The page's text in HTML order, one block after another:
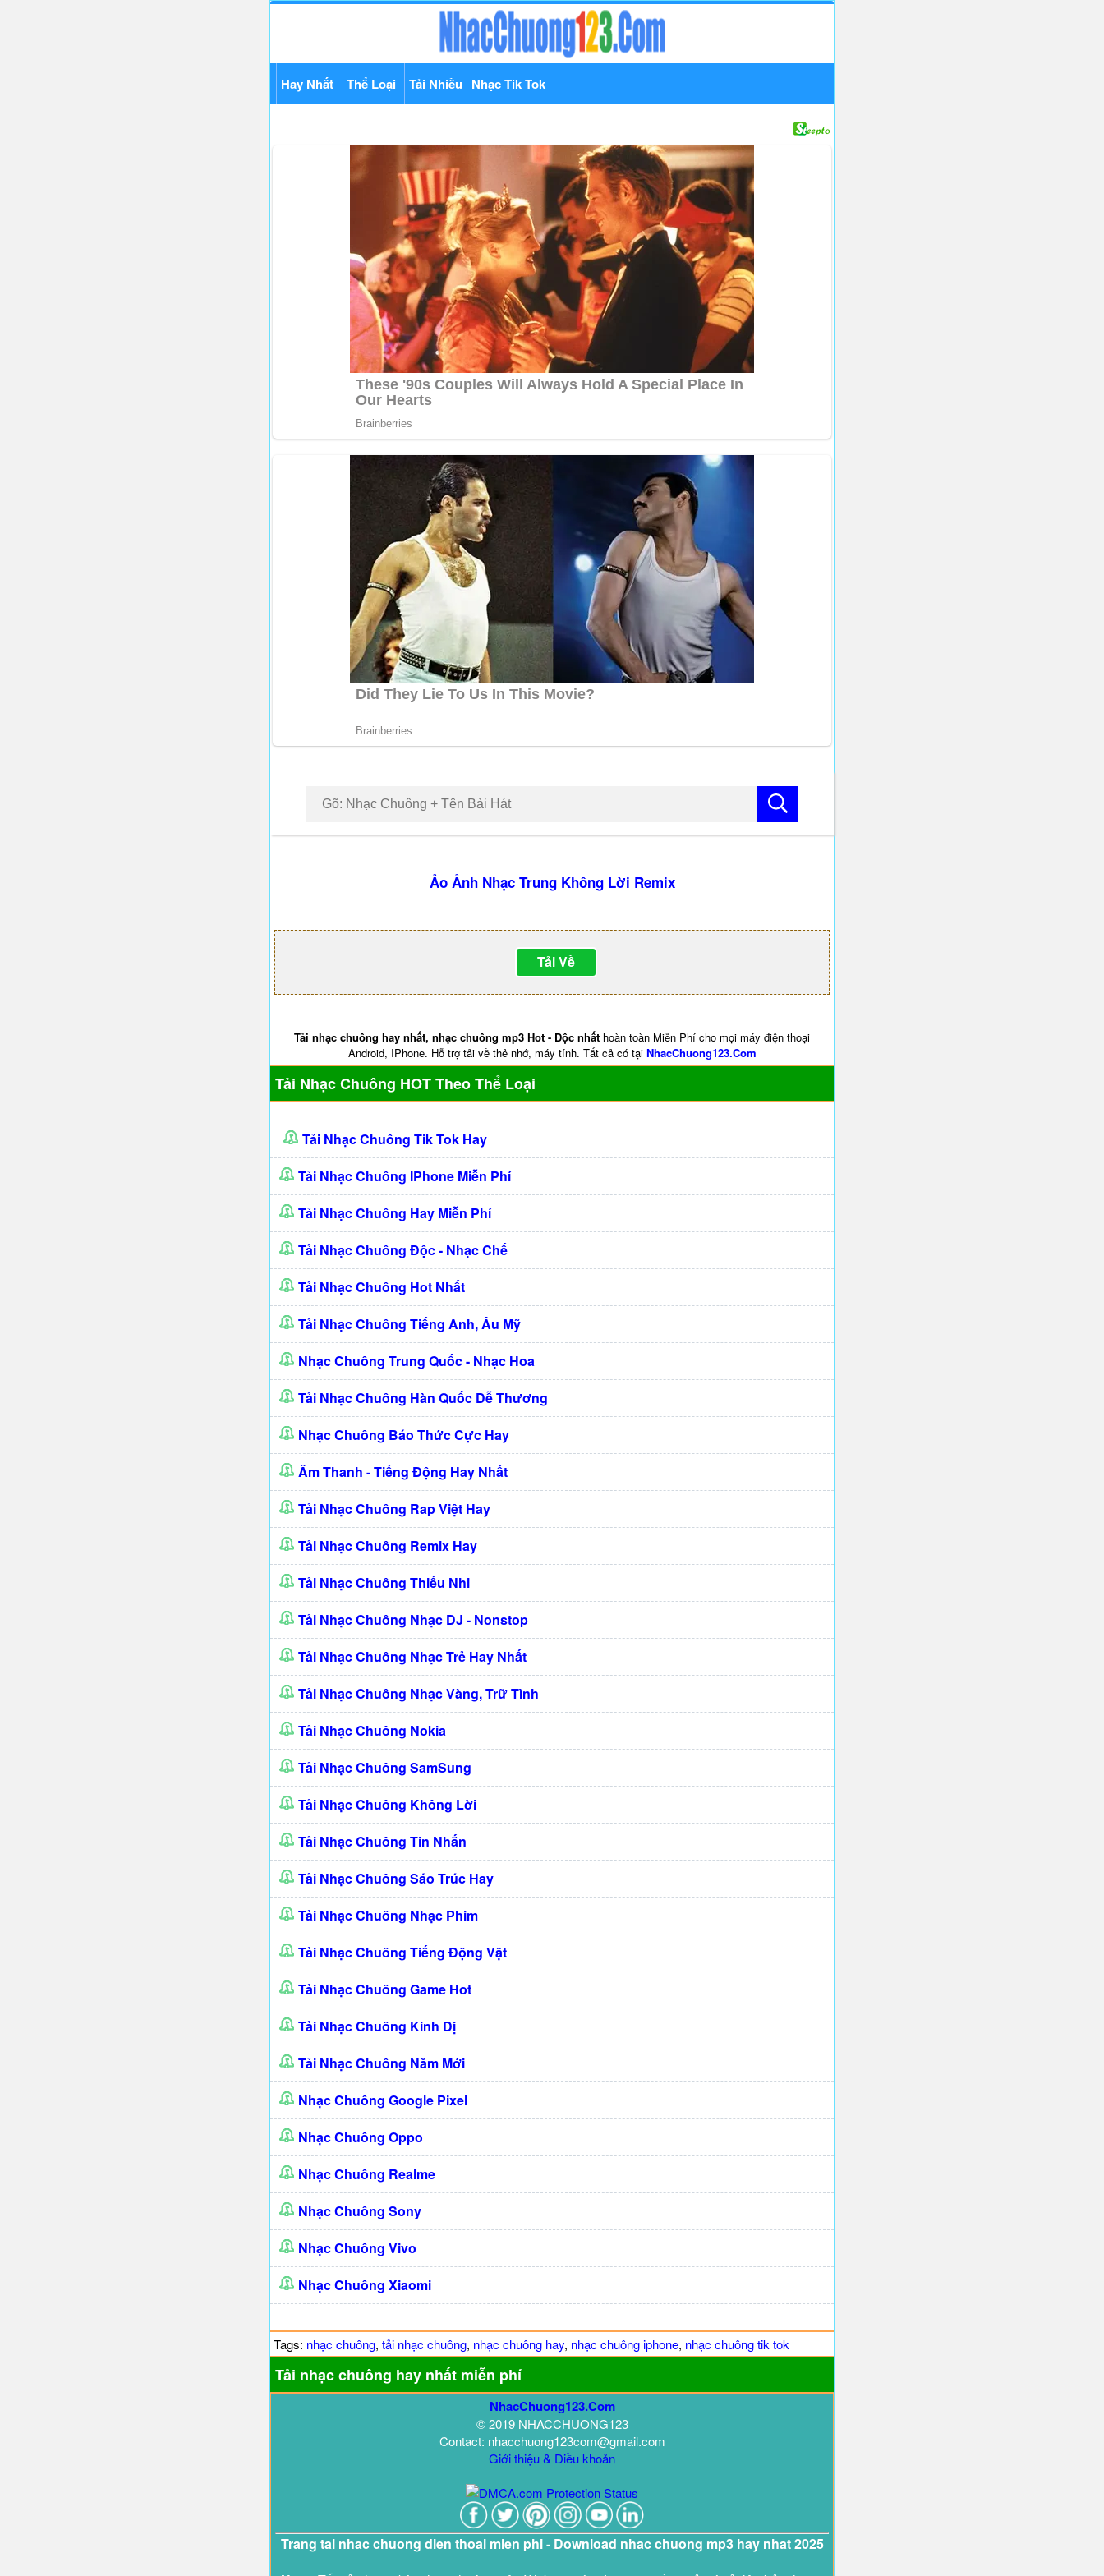
Hay Nhất Thể Loại Tải Nhiều Nhạc Tik Tok
Ảo Ảnh Nhạc Trung Không Lời Remix
Tải Về
Tải nhạc chuông hay nhất, nhạc chuông mp3 Hot - Độc nhất hoàn toàn Miễn Phí cho mọi máy điện thoại
Android, IPhone. Hỗ trợ tải về thẻ nhớ, máy tính. Tất cả có tại NhacChuong123.Com
Tải Nhạc Chuông HOT Theo Thể Loại
Tải Nhạc Chuông Tik Tok Hay
Tải Nhạc Chuông IPhone Miễn Phí
Tải Nhạc Chuông Hay Miễn Phí
Tải Nhạc Chuông Độc - Nhạc Chế
Tải Nhạc Chuông Hot Nhất
Tải Nhạc Chuông Tiếng Anh, Âu Mỹ
Nhạc Chuông Trung Quốc - Nhạc Hoa
Tải Nhạc Chuông Hàn Quốc Dễ Thương
Nhạc Chuông Báo Thức Cực Hay
Âm Thanh - Tiếng Động Hay Nhất
Tải Nhạc Chuông Rap Việt Hay
Tải Nhạc Chuông Remix Hay
Tải Nhạc Chuông Thiếu Nhi
Tải Nhạc Chuông Nhạc DJ - Nonstop
Tải Nhạc Chuông Nhạc Trẻ Hay Nhất
Tải Nhạc Chuông Nhạc Vàng, Trữ Tình
Tải Nhạc Chuông Nokia
Tải Nhạc Chuông SamSung
Tải Nhạc Chuông Không Lời
Tải Nhạc Chuông Tin Nhắn
Tải Nhạc Chuông Sáo Trúc Hay
Tải Nhạc Chuông Nhạc Phim
Tải Nhạc Chuông Tiếng Động Vật
Tải Nhạc Chuông Game Hot
Tải Nhạc Chuông Kinh Dị
Tải Nhạc Chuông Năm Mới
Nhạc Chuông Google Pixel
Nhạc Chuông Oppo
Nhạc Chuông Realme
Nhạc Chuông Sony
Nhạc Chuông Vivo
Nhạc Chuông Xiaomi
Tags: nhạc chuông, tải nhạc chuông, nhạc chuông hay, nhạc chuông iphone, nhạc chuông tik tok
Tải nhạc chuông hay nhất miễn phí
NhacChuong123.Com
© 2019 NHACCHUONG123
Contact: nhacchuong123com@gmail.com
Giới thiệu & Điều khoản
Trang tai nhac chuong dien thoai mien phi - Download nhac chuong mp3 hay nhat 2025